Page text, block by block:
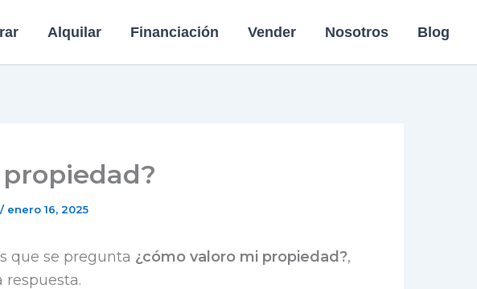
Alquilar Financiación Vender Nosotros Blog
/ enero 16, 2025
que se pregunta ¿cómo valoro mi propiedad?,
respuesta.